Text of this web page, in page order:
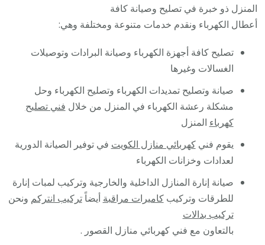
المنزل ذو خبرة في تصليح وصيانة كافة
أعطال الكهرباء ونقدم خدمات متنوعة ومختلفة وهي:
تصليح كافة أجهزة الكهرباء وصيانة البرادات وتوصيلات
الغسالات وغيرها
صيانة وتصليح تمديدات الكهرباء وتصليح الكهرباء وحل
مشكلة رعشة الكهرباء في المنزل من خلال فني تصليح
كهرباء المنزل
يقوم فنيكهربائي منازل الكويت في توفير الصيانة الدورية
لعدادات وخزانات الكهرباء
صيانة إنارة المنازل الداخلية والخارجية وتركيب لمبات إنارة
للطرقات وتركيبكاميرات مراقبة أيضاًتركيب انتركم ونحن
تركيب بدالات
بالتعاون مع فني كهربائي منازل القصور .